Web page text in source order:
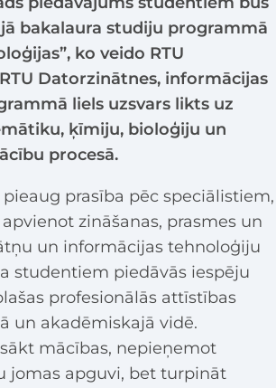
bakalaura studiju programmā
ko veido RTU
Datorzinātnes, informācijas
liels uzsvars likts uz
ķīmiju, bioloģiju un
procesā.
prasība pēc speciālistiem,
zināšanas, prasmes un
un informācijas tehnoloģiju
studentiem piedāvās iespēju
profesionālās attīstības
un akadēmiskajā vidē.
mācības, nepieņemot
jomas apguvi, bet turpināt